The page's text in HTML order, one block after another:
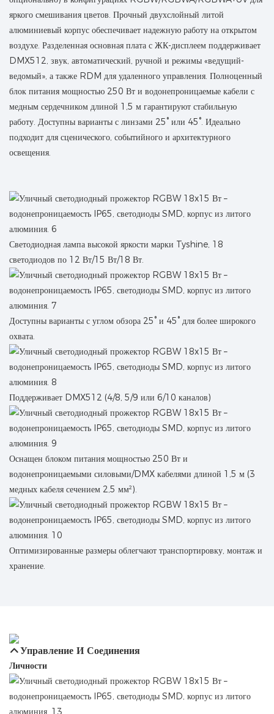
яркого смешивания цветов. Прочный двухслойный литой
алюминиевый корпус обеспечивает надежную работу на открытом
воздухе. Разделенная основная плата с ЖК-дисплеем поддерживает
DMX512, звук, автоматический, ручной и режимы «ведущий-
ведомый», а также RDM для удаленного управления. Полноценный
блок питания мощностью 250 Вт и водонепроницаемые кабели с
медным сердечником длиной 1,5 м гарантируют стабильную
работу. Доступны варианты с линзами 25° или 45°. Идеально
подходит для сценического, событийного и архитектурного
освещения.
Светодиодная лампа высокой яркости марки Tyshine, 18
светодиодов по 12 Вт/15 Вт/18 Вт.
Доступны варианты с углом обзора 25° и 45° для более широкого
охвата.
Поддерживает DMX512 (4/8, 5/9 или 6/10 каналов)
Оснащен блоком питания мощностью 250 Вт и
водонепроницаемыми силовыми/DMX кабелями длиной 1,5 м (3
медных кабеля сечением 2,5 мм²).
Оптимизированные размеры облегчают транспортировку, монтаж и
хранение.
Управление И Соединения
Личности